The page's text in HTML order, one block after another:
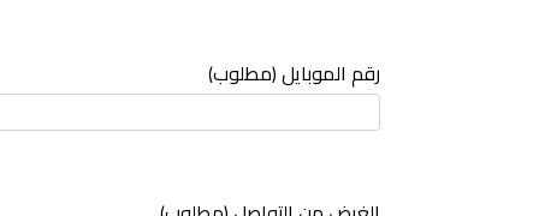
رقم الموبايل (مطلوب)